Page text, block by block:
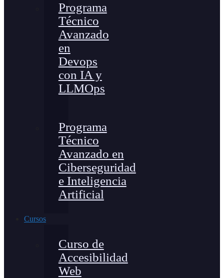
Programa
Técnico
Avanzado
en
Devops
con IA y
LLMOps
Programa
Técnico
Avanzado en
Ciberseguridad
e Inteligencia
Artificial
Cursos
Curso de
Accesibilidad
Web